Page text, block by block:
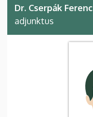
Dr. Cserpák Ferenc
adjunktus